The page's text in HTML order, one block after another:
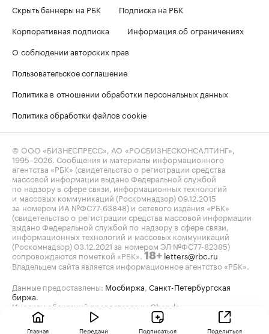
Скрыть баннеры на РБК
Подписка на РБК
Корпоративная подписка
Информация об ограничениях
О соблюдении авторских прав
Пользовательское соглашение
Политика в отношении обработки персональных данных
Политика обработки файлов cookie
© ООО «БИЗНЕСПРЕСС», АО «РОСБИЗНЕСКОНСАЛТИНГ»,
1995–2026 . Сообщения и материалы информационного
агентства «РБК» (свидетельство о регистрации средства
массовой информации выдано Федеральной службой
по надзору в сфере связи, информационных технологий
и массовых коммуникаций (Роскомнадзор) 09.12.2015
за номером ИА №ФС77-63848) и сетевого издания «РБК»
(свидетельство о регистрации средства массовой информации
выдано Федеральной службой по надзору в сфере связи,
информационных технологий и массовых коммуникаций
(Роскомнадзор) 03.12.2021 за номером ЭЛ №ФС77-82385)
сопровождаются пометкой «РБК». 18+ letters@rbc.ru
Владельцем сайта является информационное агентство «РБК».
Данные предоставлены: Мосбиржа Санкт-Петербургская
биржа
Индексы облигаций предоставлены Cbonds.
Главная Передачи Подписаться Поделиться